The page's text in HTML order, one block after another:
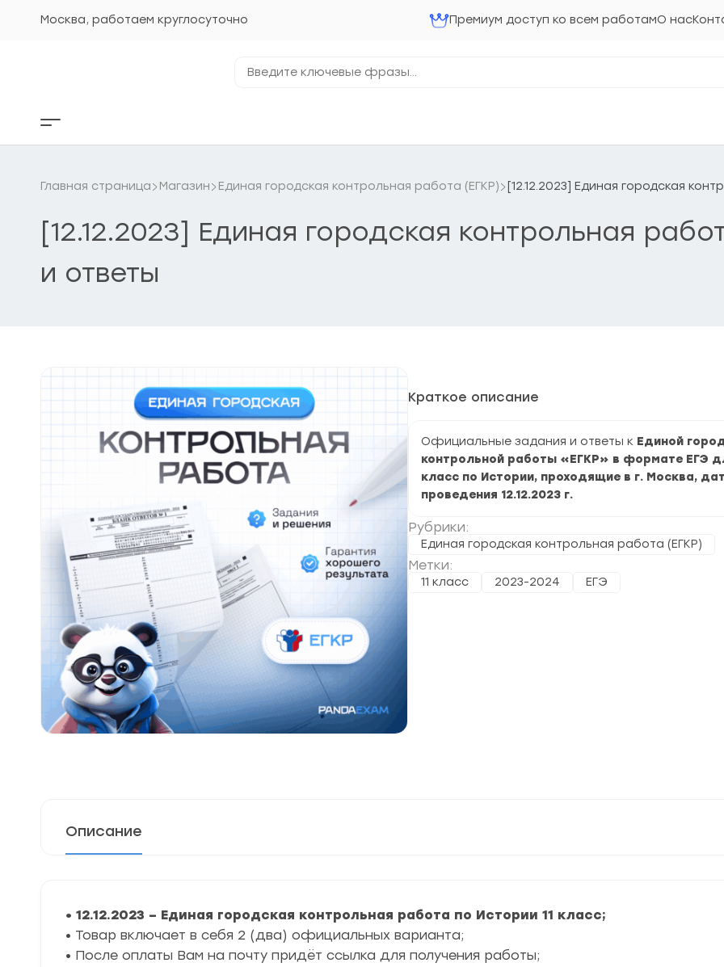
Москва, работаем круглосуточно Премиум доступ ко всем работамО нас
ключевые
Кнопка
бокового
Главная страница Магазин Единая городская контрольная работа (ЕГКР) [12.12.2023] Единая городская
[12.12.2023] Единая городская контрольная
и ответы
Краткое описание
Официальные задания и ответы к Единой
контрольной работы «ЕГКР» в формате ЕГЭ
класс по Истории, проходящие в г. Москва,
проведения 12.12.2023 г.
Рубрики:
Единая городская контрольная работа (ЕГКР)
Метки:
11 класс 2023-2024 ЕГЭ
Описание
• 12.12.2023 – Единая городская контрольная работа по Истории 11 класс;
• Товар включает в себя 2 (два) официальных варианта;
• После оплаты Вам на почту придёт ссылка для получения работы;